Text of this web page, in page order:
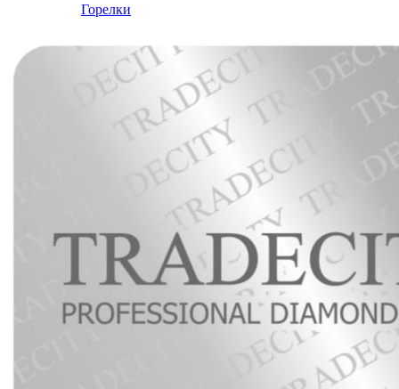
Горелки